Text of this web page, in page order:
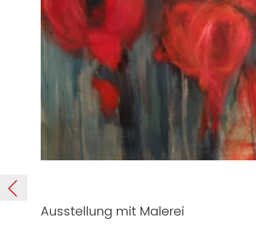
Ausstellung mit Malerei